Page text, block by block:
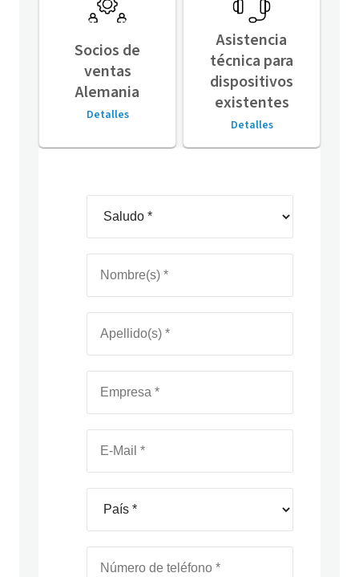
Socios de
ventas
Alemania
Detalles
Asistencia
técnica para
dispositivos
existentes
Detalles